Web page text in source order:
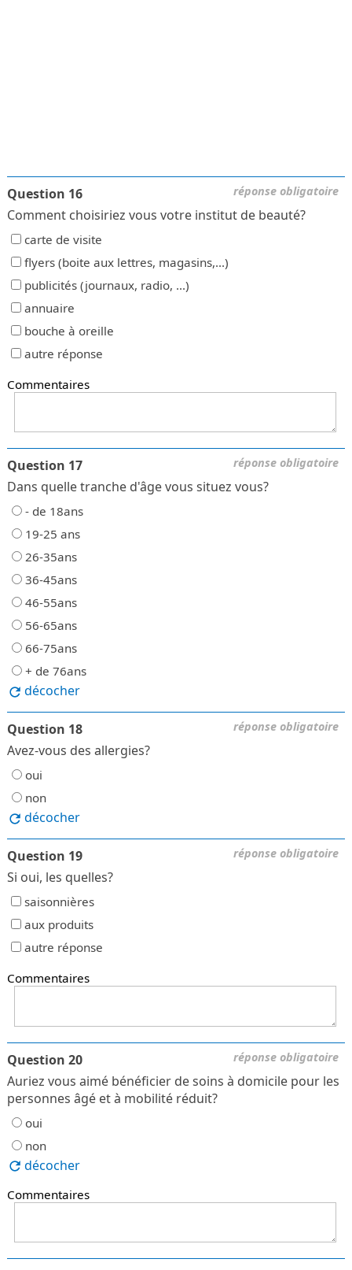
réponse obligatoire
Question 16
Comment choisiriez vous votre institut de beauté?
carte de visite
flyers (boite aux lettres, magasins,...)
publicités (journaux, radio, ...)
annuaire
bouche à oreille
autre réponse
Commentaires
réponse obligatoire
Question 17
Dans quelle tranche d'âge vous situez vous?
- de 18ans
19-25 ans
26-35ans
36-45ans
46-55ans
56-65ans
66-75ans
+ de 76ans
décocher
réponse obligatoire
Question 18
Avez-vous des allergies?
oui
non
décocher
réponse obligatoire
Question 19
Si oui, les quelles?
saisonnières
aux produits
autre réponse
Commentaires
réponse obligatoire
Question 20
Auriez vous aimé bénéficier de soins à domicile pour les
personnes âgé et à mobilité réduit?
oui
non
décocher
Commentaires